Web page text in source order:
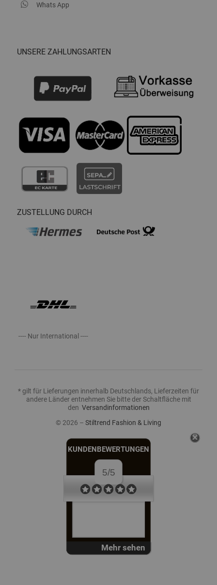
Whats App
ZUSTELLUNG DURCH
---- Nur International ----
UNSERE ZAHLUNGSARTEN
* gilt für Lieferungen innerhalb Deutschlands, Lieferzeiten für
andere Länder entnehmen Sie bitte der Schaltfläche mit
den Versandinformationen
© 2026 – Stiltrend Fashion & Living
KUNDENBEWERTUNGEN
5/5
Mehr sehen